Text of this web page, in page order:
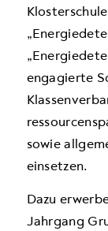
engagierte
sowie
einsetzen.
Dazu
Jahrgang